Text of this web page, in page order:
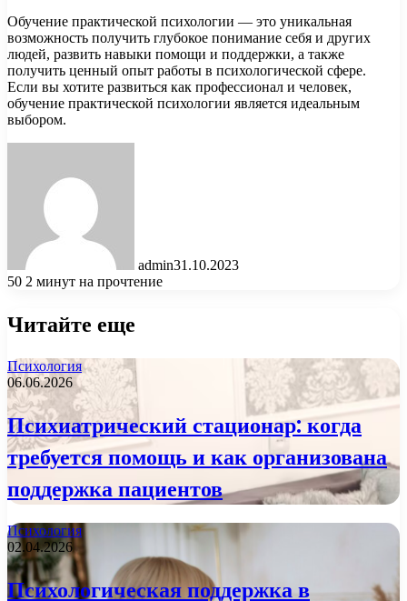
Обучение практической психологии — это уникальная
возможность получить глубокое понимание себя и других
людей, развить навыки помощи и поддержки, а также
получить ценный опыт работы в психологической сфере.
Если вы хотите развиться как профессионал и человек,
обучение практической психологии является идеальным
выбором.
admin31.10.2023
50 2 минут на прочтение
Читайте еще
Психология
06.06.2026
Психиатрический стационар: когда
требуется помощь и как организована
поддержка пациентов
Психология
02.04.2026
Психологическая поддержка в